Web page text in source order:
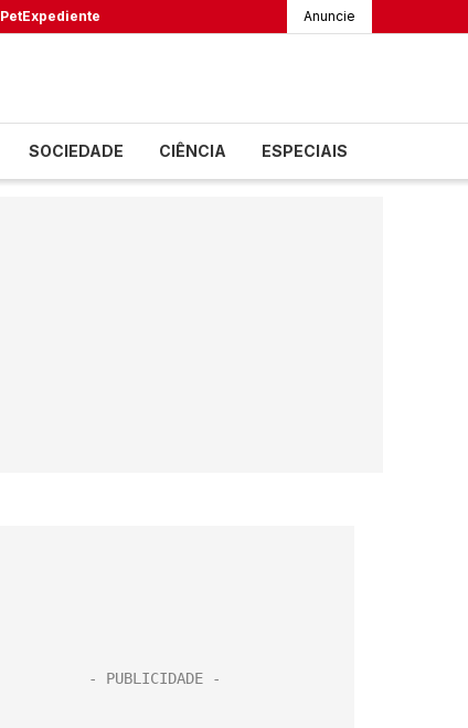
PetExpediente Anuncie
SOCIEDADE CIÊNCIA ESPECIAIS